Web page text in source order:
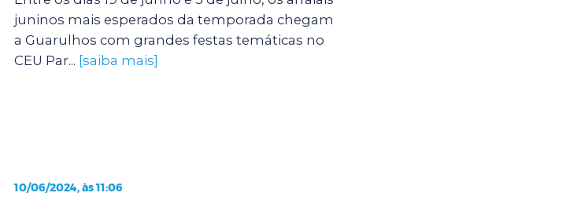
juninos mais esperados da temporada chegam
a Guarulhos com grandes festas temáticas no
CEU Par... [saiba mais]
10/06/2024, às 11:06